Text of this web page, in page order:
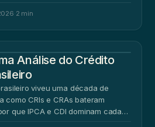
2 min
Análise do Crédito
viveu uma década de
como CRIs e CRAs bateram
que IPCA e CDI dominam cada